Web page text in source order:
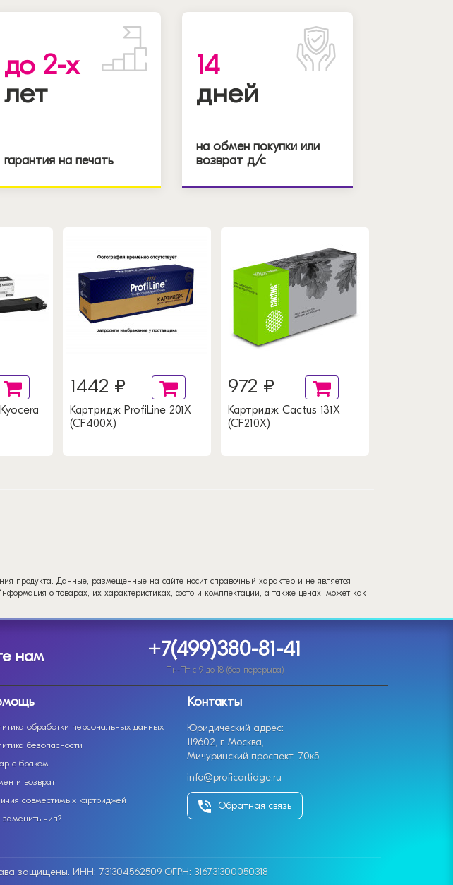
до 2-х
лет
гарантия на печать
14
дней
на обмен покупки или
возврат д/с
1442 ₽
Картридж ProfiLine 201X
(CF400X)
972 ₽
Картридж Cactus 131X
(CF210X)
продукта. Данные, размещенные на сайте носит справочный характер и не является
о товарах, их характеристиках, фото и комплектации, а также ценах, может как
нам +7(499)380-81-41
Пн-Пт с 9 до 18 (без перерыва)
обработки персональных данных
безопасности
с браком
и возврат
совместимых картриджей
заменить чип?
Контакты
Юридический адрес:
119602, г. Москва,
Мичуринский проспект, 70к5
info@proficartidge.ru
Обратная связь
защищены. ИНН: 731304562509 ОГРН: 316731300050318